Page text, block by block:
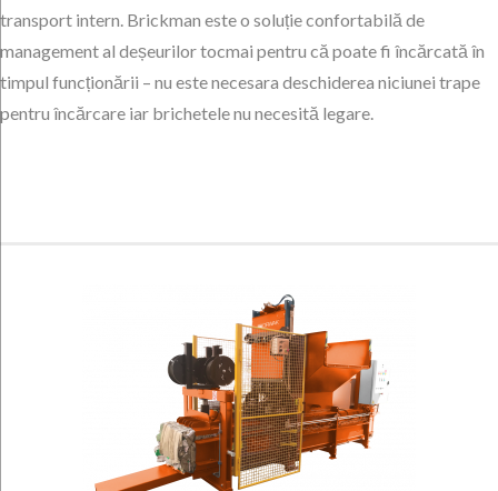
transport intern. Brickman este o soluție confortabilă de
management al deșeurilor tocmai pentru că poate fi încărcată în
timpul funcționării – nu este necesara deschiderea niciunei trape
pentru încărcare iar brichetele nu necesită legare.